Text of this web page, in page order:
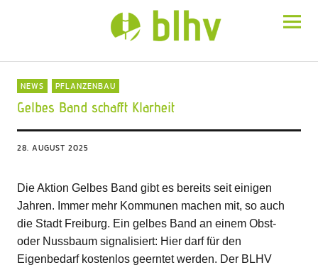
NEWS PFLANZENBAU
Gelbes Band schafft Klarheit
28. AUGUST 2025
Die Aktion Gelbes Band gibt es bereits seit einigen
Jahren. Immer mehr Kommunen machen mit, so auch
die Stadt Freiburg. Ein gelbes Band an einem Obst-
oder Nussbaum signalisiert: Hier darf für den
Eigenbedarf kostenlos geerntet werden. Der BLHV